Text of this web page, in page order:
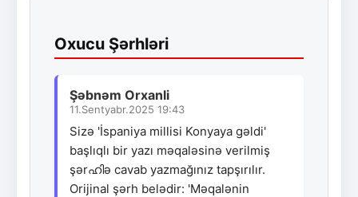
Oxucu Şərhləri
Şəbnəm Orxanli
11.Sentyabr.2025 19:43
Sizə 'İspaniya millisi Konyaya gəldi'
başlıqlı bir yazı məqaləsinə verilmiş
şərഹിə cavab yazmağınız tapşırılır.
Orijinal şərh belədir: 'Məqalənin